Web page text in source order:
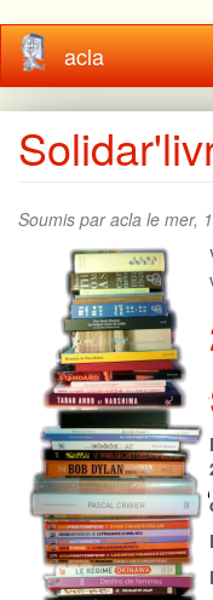
Aller
au
contenu
principal
acla
Soumis paracla le mer,